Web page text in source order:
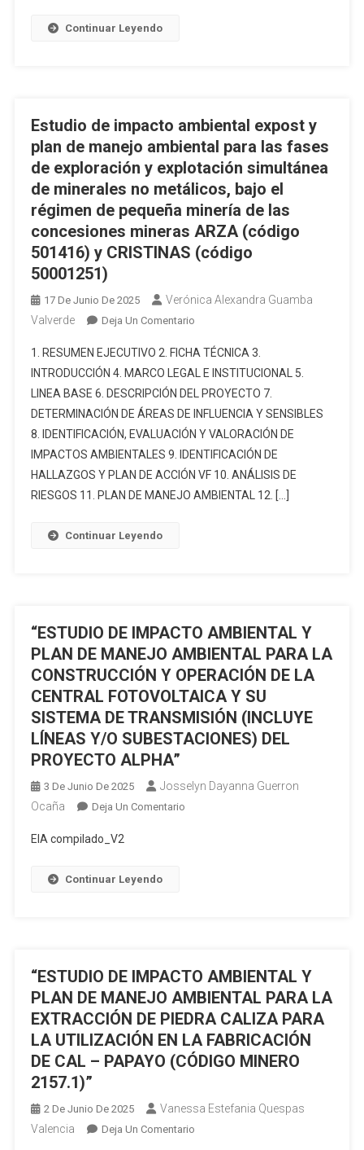
DE
2
PLATAFORMAS,
PERFORACIÓN
DE
POZOS
DE
EXPLOTACIÓN;
DE
LA
PERICO
1
PARA
LA
INSTALACIÓN
DE
FACILIDADES
REINYECCIÓN;
ACCESO,
LÍNEA
DE
FLUJO
Y
CONEXIÓN
PERICO
A
ELÉCTRICA
Continuar Leyendo
Estudio de impacto ambiental expost y
plan de manejo ambiental para las fases
de exploración y explotación simultánea
de minerales no metálicos, bajo el
régimen de pequeña minería de las
concesiones mineras ARZA (código
501416) y CRISTINAS (código
50001251)
17 De Junio De 2025
Verónica Alexandra Guamba
Valverde
Deja Un ComentarioEn
De
Impacto
Ambiental
Expost
Y
Plan
De
Manejo
Explotación
Simultánea
De
Minerales
No
Metálicos,
Régimen
501416)
Y
CRISTINAS
(código
50001251)
1. RESUMEN EJECUTIVO 2. FICHA TÉCNICA 3.
INTRODUCCIÓN 4. MARCO LEGAL E INSTITUCIONAL 5.
LINEA BASE 6. DESCRIPCIÓN DEL PROYECTO 7.
DETERMINACIÓN DE ÁREAS DE INFLUENCIA Y SENSIBLES
8. IDENTIFICACIÓN, EVALUACIÓN Y VALORACIÓN DE
IMPACTOS AMBIENTALES 9. IDENTIFICACIÓN DE
HALLAZGOS Y PLAN DE ACCIÓN VF 10. ANÁLISIS DE
RIESGOS 11. PLAN DE MANEJO AMBIENTAL 12. […]
Continuar Leyendo
“ESTUDIO DE IMPACTO AMBIENTAL Y
PLAN DE MANEJO AMBIENTAL PARA LA
CONSTRUCCIÓN Y OPERACIÓN DE LA
CENTRAL FOTOVOLTAICA Y SU
SISTEMA DE TRANSMISIÓN (INCLUYE
LÍNEAS Y/O SUBESTACIONES) DEL
PROYECTO ALPHA”
3 De Junio De 2025
Josselyn Dayanna Guerron
Ocaña
Deja Un ComentarioEn
AMBIENTAL
PARA
LA
CONSTRUCCIÓN
Y
OPERACIÓN
LA
CENTRAL
EIA compilado_V2
Continuar Leyendo
“ESTUDIO DE IMPACTO AMBIENTAL Y
PLAN DE MANEJO AMBIENTAL PARA LA
EXTRACCIÓN DE PIEDRA CALIZA PARA
LA UTILIZACIÓN EN LA FABRICACIÓN
DE CAL – PAPAYO (CÓDIGO MINERO
2157.1)”
2 De Junio De 2025
Vanessa Estefania Quespas
Valencia
Deja Un ComentarioEn